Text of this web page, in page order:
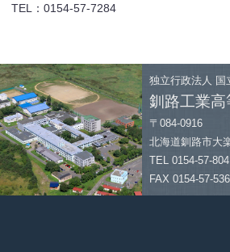
TEL：0154-57-7284
独立行政法人 国
釧路工業
〒084-0916
北海道釧路市大
TEL 0154-57-
FAX 0154-57-